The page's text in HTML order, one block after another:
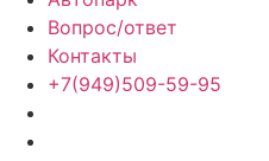
Вопрос/ответ
Контакты
+7(949)509-59-95